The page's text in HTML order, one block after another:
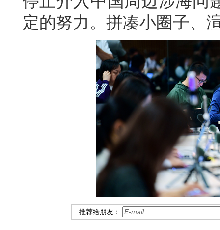
定的努力。拼凑小圈子、
推荐给朋友：